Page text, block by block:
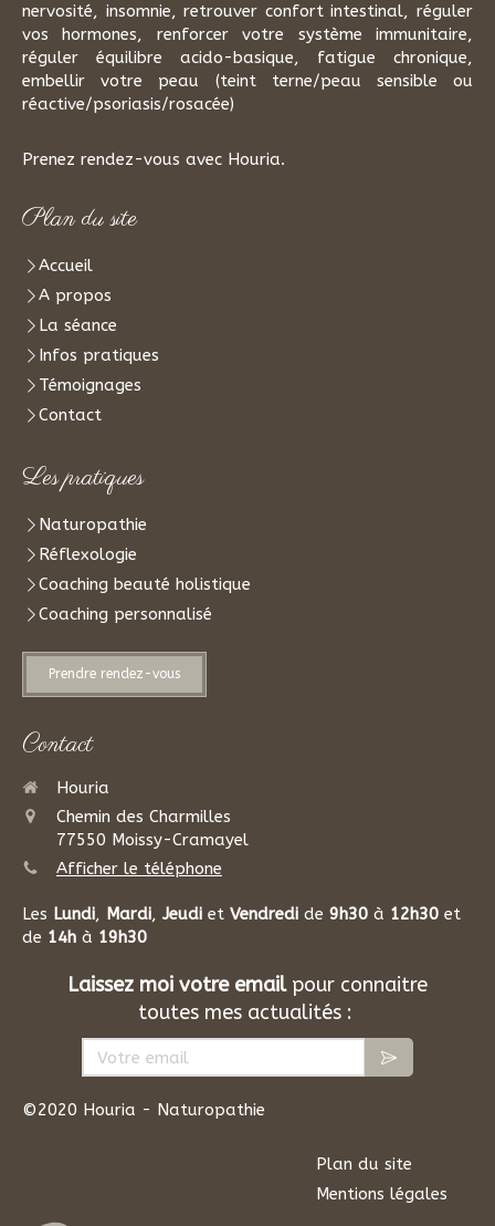
nervosité, insomnie, retrouver confort intestinal, réguler
vos hormones, renforcer votre système immunitaire,
réguler équilibre acido-basique, fatigue chronique,
embellir votre peau (teint terne/peau sensible ou
réactive/psoriasis/rosacée)
Prenez rendez-vous avec Houria.
Plan du site
Accueil
A propos
La séance
Infos pratiques
Témoignages
Contact
Les pratiques
Naturopathie
Réflexologie
Coaching beauté holistique
Coaching personnalisé
Prendre rendez-vous
Contact
Houria
Chemin des Charmilles
77550 Moissy-Cramayel
Afficher le téléphone
Les Lundi, Mardi, Jeudi et Vendredi de 9h30 à 12h30 et
de 14h à 19h30
Laissez moi votre emailpour connaitre
toutes mes actualités :
Votre email
©2020 Houria - Naturopathie
Plan du site
Mentions légales